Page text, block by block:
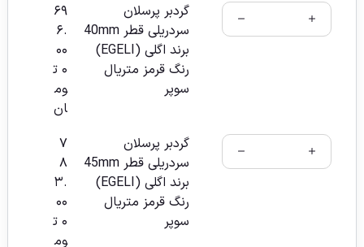
گردبر پرسلان
سردریلی قطر 40mm
برند اگلی (EGELI)
رنگ قرمز متریال
سوپر
۶۹
۶.
۰۰
۰ ت
وم
ان
گردبر پرسلان
سردریلی قطر 45mm
برند اگلی (EGELI)
رنگ قرمز متریال
سوپر
۷
۸
۳.
۰۰
۰ ت
وم